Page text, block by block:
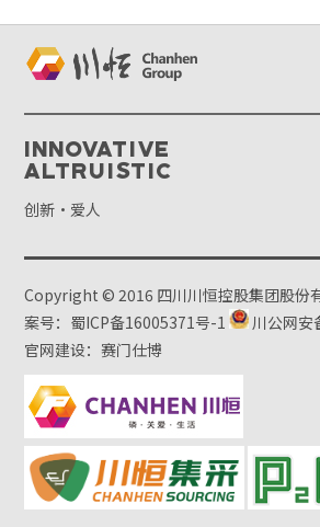
Innovative
Altruistic
创新·爱人
Copyright © 2016 四川川恒控股集团股份
案号：蜀ICP备16005371号-1
川公网安
官网建设：赛门仕博